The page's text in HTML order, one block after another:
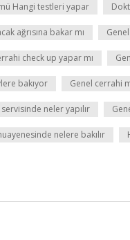
Hangi testleri yapar
ağrısına bakar mı
check up yapar mı
bakıyor Genel cerrahi
neler yapılır
nelere bakılır